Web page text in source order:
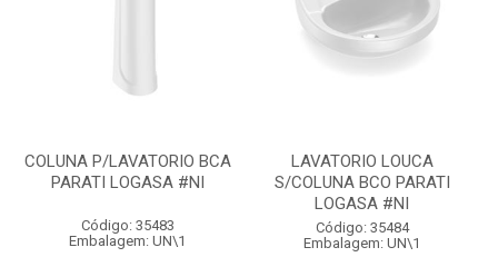
COLUNA P/LAVATORIO BCA
PARATI LOGASA #NI
Código: 35483
Embalagem: UN\1
LAVATORIO LOUCA
S/COLUNA BCO PARATI
LOGASA #NI
Código: 35484
Embalagem: UN\1